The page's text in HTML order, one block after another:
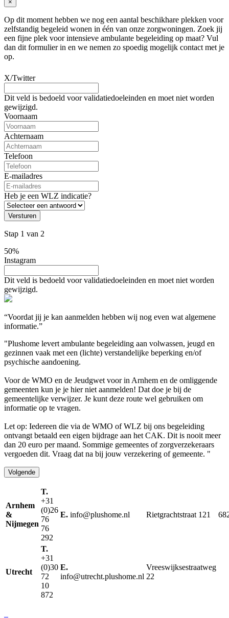
×
Op dit moment hebben we nog een aantal beschikhare plekken voor
zelfstandig begeleid wonen in één van onze zorgwoningen. Zoek jij
een fijne plek voor intensieve ambulante begeleiding op maat? Vul
dan dit formulier in en we nemen zo spoedig mogelijk contact met je
op.
X/Twitter
Dit veld is bedoeld voor validatiedoeleinden en moet niet worden
gewijzigd.
Voornaam
Achternaam
Telefoon
E-mailadres
Heb je een WLZ indicatie?
Versturen
Stap 1 van 2
50%
Instagram
Dit veld is bedoeld voor validatiedoeleinden en moet niet worden
gewijzigd.
“Voordat jij je kan aanmelden hebben wij nog even wat algemene
informatie.”
"Plushome levert ambulante begeleiding aan volwassen, jeugd en
gezinnen vaak met een (lichte) verstandelijke beperking en/of
psychische aandoening.
Voor de WMO en de Jeudgwet voor in Arnhem en de omliggende
gemeenten kun je je hier niet aanmelden! Dat doe je bij de
gemeentelijke verwijzer. Je kunt deze route wel gebruiken om
informatie op te vragen.
Let op: Iedereen die via de WMO of WLZ bij ons begeleiding
ontvangt betaald een eigen bijdrage aan het CAK. Dit is nooit meer
dan 20 euro per maand. Sommige gemeentes of zorgverzekeraars
vergoeden dit. Vraag dat na bij jouw verzekering of gemeente. "
Volgende
Arnhem
&
Nijmegen
T.
+31
(0)26
76
76
292
E. info@plushome.nl Rietgrachtstraat 121
Utrecht
T.
+31
(0)30
72
10
872
E.
info@utrecht.plushome.nl
Vreeswijksestraatweg
22